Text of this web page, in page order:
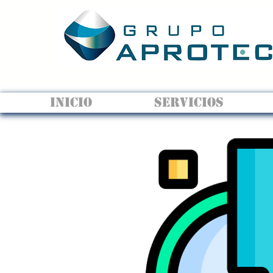
INICIO SERVICIOS